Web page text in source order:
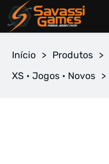
Início > Produtos >
XS • Jogos • Novos >